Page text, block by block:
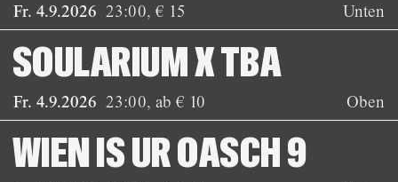
Fr. 4.9.2026 23:00,€ 15 Unten
Fr. 4.9.2026 23:00, ab € 10
SOULARIUM X TBA
Oben
WIEN IS UR OASCH 9